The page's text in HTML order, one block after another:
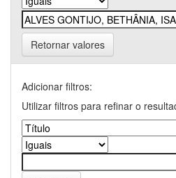
Retornar valores
Adicionar filtros:
Utilizar filtros para refinar o